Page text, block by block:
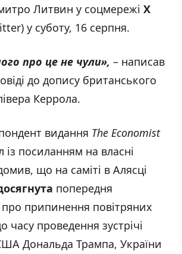
Литвин у соцмережі Х
у суботу, 16 серпня.
про це не чули», – написав
до допису британського
Керрола.
видання The Economist
із посиланням на власні
що на саміті в Алясці
попередня
про припинення повітряних
часу проведення зустрічі
Дональда Трампа, України